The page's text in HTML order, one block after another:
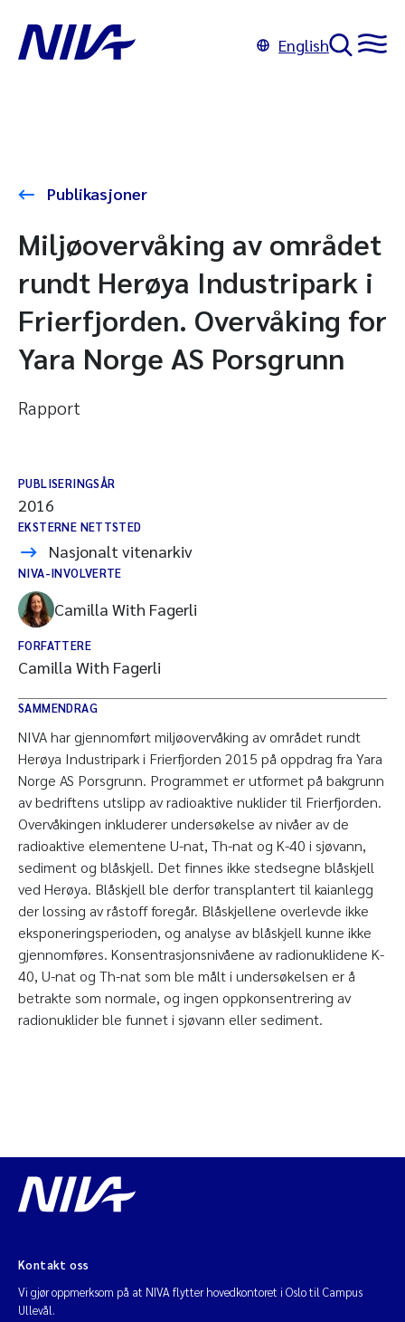
English
Publikasjoner
Miljøovervåking av området
rundt Herøya Industripark i
Frierfjorden. Overvåking for
Yara Norge AS Porsgrunn
Rapport
PUBLISERINGSÅR
2016
EKSTERNE NETTSTED
Nasjonalt vitenarkiv
NIVA-INVOLVERTE
Camilla With Fagerli
FORFATTERE
Camilla With Fagerli
SAMMENDRAG
NIVA har gjennomført miljøovervåking av området rundt
Herøya Industripark i Frierfjorden 2015 på oppdrag fra Yara
Norge AS Porsgrunn. Programmet er utformet på bakgrunn
av bedriftens utslipp av radioaktive nuklider til Frierfjorden.
Overvåkingen inkluderer undersøkelse av nivåer av de
radioaktive elementene U-nat, Th-nat og K-40 i sjøvann,
sediment og blåskjell. Det finnes ikke stedsegne blåskjell
ved Herøya. Blåskjell ble derfor transplantert til kaianlegg
der lossing av råstoff foregår. Blåskjellene overlevde ikke
eksponeringsperioden, og analyse av blåskjell kunne ikke
gjennomføres. Konsentrasjonsnivåene av radionuklidene K-
40, U-nat og Th-nat som ble målt i undersøkelsen er å
betrakte som normale, og ingen oppkonsentrering av
radionuklider ble funnet i sjøvann eller sediment.
Kontakt oss
Vi gjør oppmerksom på at NIVA flytter hovedkontoret i Oslo til Campus
Ullevål.